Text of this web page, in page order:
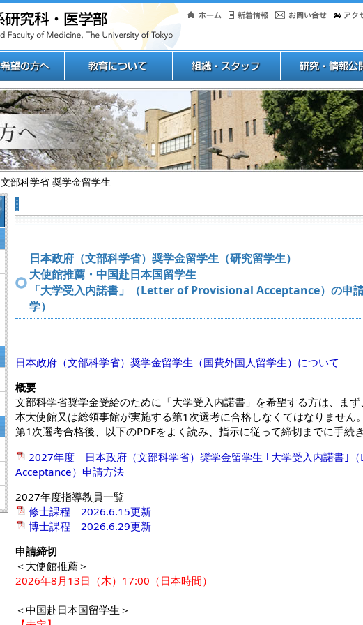
文部科学省 奨学金留学生
日本政府（文部科学省）奨学金留学生（研究留学生）
大使館推薦・中国赴日本国留学生
「大学受入内諾書」（Letter of Provisional Acceptance）の申
学）
日本政府（文部科学省）奨学金留学生（国費外国人留学生）について
概要
文部科学省奨学金受給のために「大学受入内諾書」を希望する方は、ま
本大使館又は総領事館が実施する第1次選考に合格しなくてはなりません。
第1次選考合格後、以下のPDFをよく読み、指示に従って締切までに手続
2027年度 日本政府（文部科学省）奨学金留学生 ｢大学受入内諾書｣
Acceptance）申請方法
2027年度指導教員一覧
修士課程 2026.6.15更新
博士課程 2026.6.29更新
申請締切
＜大使館推薦＞
2026年8月13日（木）17:00（日本時間）
＜中国赴日本国留学生＞